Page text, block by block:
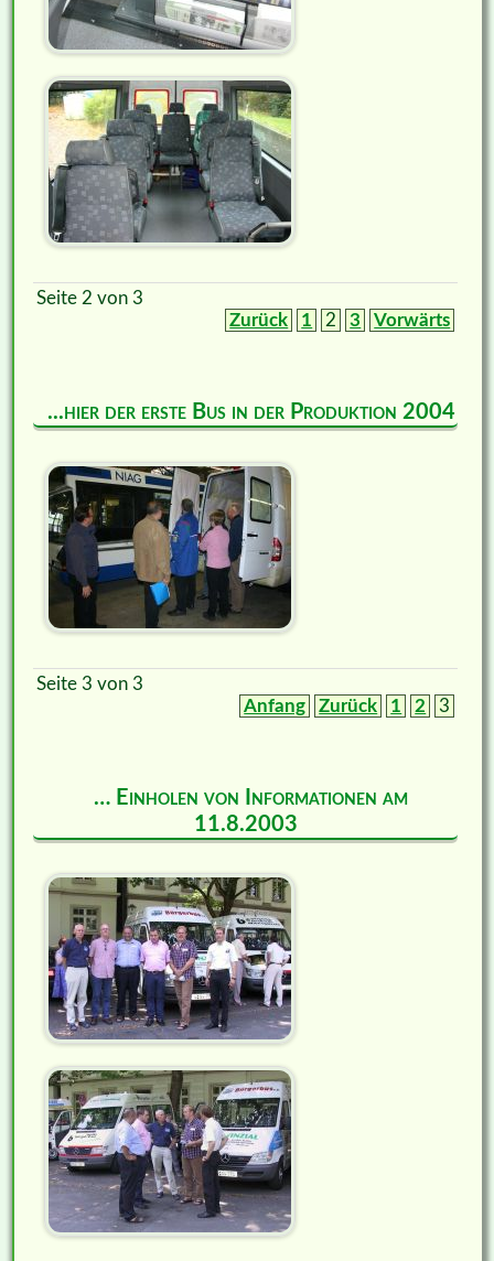
Seite 2 von 3
Zurück
1 2 3 Vorwärts
...hier der erste Bus in der Produktion 2004
Seite 3 von 3
Anfang
Zurück 1 2 3
… Einholen von Informationen am
11.8.2003